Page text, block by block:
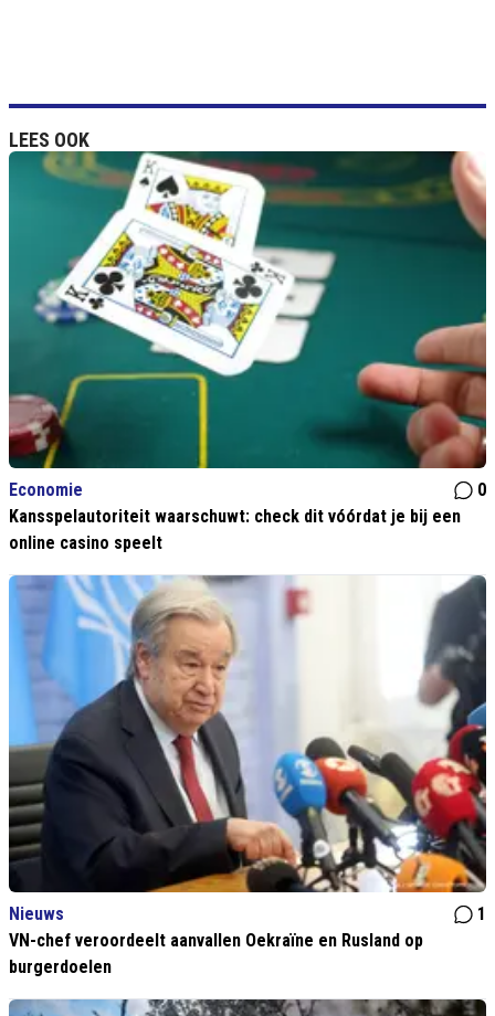
LEES OOK
Economie
0
Kansspelautoriteit waarschuwt: check dit vóórdat je bij een
online casino speelt
Nieuws
1
VN-chef veroordeelt aanvallen Oekraïne en Rusland op
burgerdoelen